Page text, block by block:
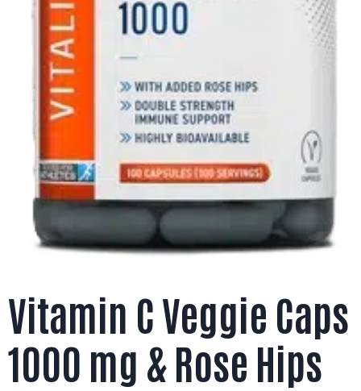
Vitamin C Veggie Caps
1000 mg & Rose Hips